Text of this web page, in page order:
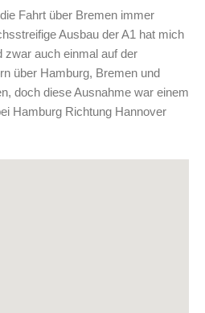
Fahrt über Bremen immer
Ausbau der A1 hat mich
zwar auch einmal auf der
über Hamburg, Bremen und
doch diese Ausnahme war einem
Hamburg Richtung Hannover